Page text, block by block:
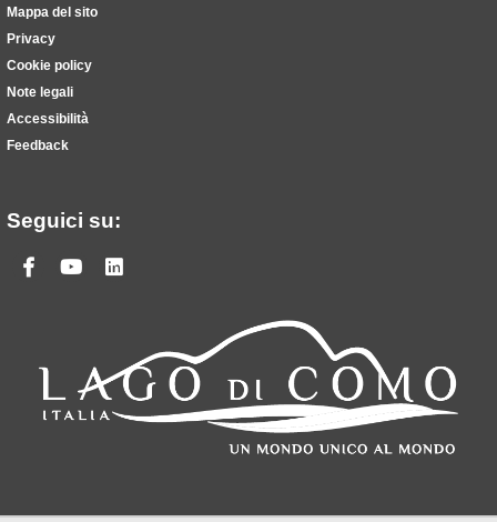
Mappa del sito
Privacy
Cookie policy
Note legali
Accessibilità
Feedback
Seguici su:
Facebook
Youtube